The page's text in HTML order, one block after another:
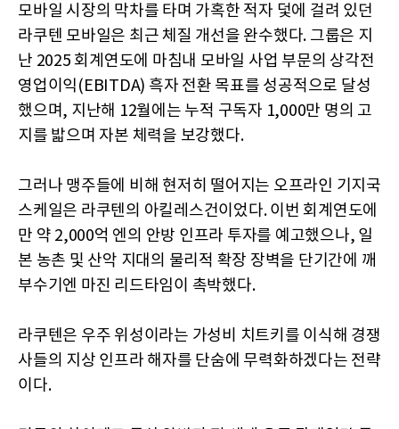
모바일 시장의 막차를 타며 가혹한 적자 덫에 걸려 있던
라쿠텐 모바일은 최근 체질 개선을 완수했다. 그룹은 지
난 2025 회계연도에 마침내 모바일 사업 부문의 상각전
영업이익(EBITDA) 흑자 전환 목표를 성공적으로 달성
했으며, 지난해 12월에는 누적 구독자 1,000만 명의 고
지를 밟으며 자본 체력을 보강했다.
그러나 맹주들에 비해 현저히 떨어지는 오프라인 기지국
스케일은 라쿠텐의 아킬레스건이었다. 이번 회계연도에
만 약 2,000억 엔의 안방 인프라 투자를 예고했으나, 일
본 농촌 및 산악 지대의 물리적 확장 장벽을 단기간에 깨
부수기엔 마진 리드타임이 촉박했다.
라쿠텐은 우주 위성이라는 가성비 치트키를 이식해 경쟁
사들의 지상 인프라 해자를 단숨에 무력화하겠다는 전략
이다.